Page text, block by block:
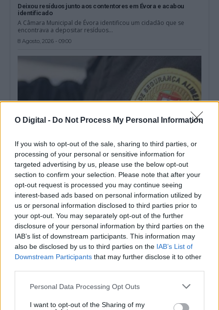
O Digital - Do Not Process My Personal Information
If you wish to opt-out of the sale, sharing to third parties, or
processing of your personal or sensitive information for
targeted advertising by us, please use the below opt-out
section to confirm your selection. Please note that after your
opt-out request is processed you may continue seeing
interest-based ads based on personal information utilized by
us or personal information disclosed to third parties prior to
your opt-out. You may separately opt-out of the further
disclosure of your personal information by third parties on the
IAB’s list of downstream participants. This information may
also be disclosed by us to third parties on the IAB’s List of
Downstream Participants that may further disclose it to other
Personal Data Processing Opt Outs
I want to opt-out of the Sharing of my
Deixou resíduos junto aos contentores em Évora e acabou
identificado
A Câmara Municipal de Évora identificou um cidadão que se
encontrava a depositar resíduos...
8 Agosto, 2026 - 09:00
ASAE encerra dois restaurantes e zona de refeições de centro
comercial em Évora
A Autoridade de Segurança Alimentar e Económica (ASAE)
determinou a suspensão da atividade de...
8 Agosto, 2026 - 00:31